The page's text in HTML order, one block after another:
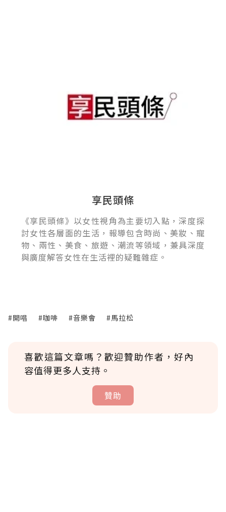
享民頭條
《享民頭條》以女性視角為主要切入點，深度探
討女性各層面的生活，報導包含時尚、美妝、寵
物、兩性、美食、旅遊、潮流等領域，兼具深度
與廣度解答女性在生活裡的疑難雜症。
#開唱 #咖啡 #音樂會 #馬拉松
喜歡這篇文章嗎？歡迎贊助作者，好內
容值得更多人支持。
贊助